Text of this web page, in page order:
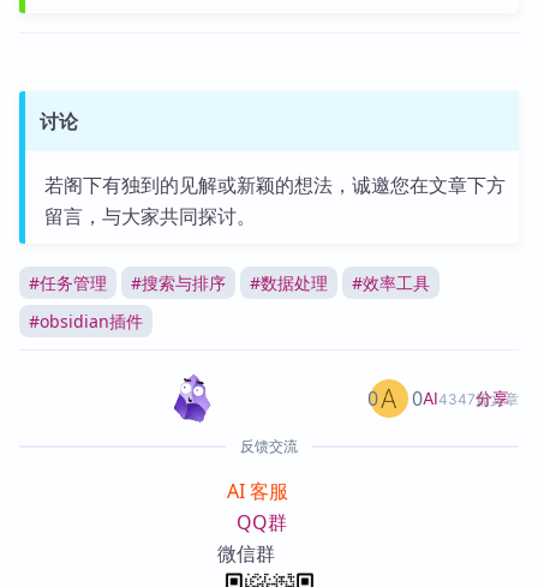
讨论
若阁下有独到的见解或新颖的想法，诚邀您在文章下方
留言，与大家共同探讨。
#任务管理 #搜索与排序 #数据处理 #效率工具
#obsidian插件
AI4347篇文章
0 0 分享
反馈交流
AI 客服
QQ群
微信群